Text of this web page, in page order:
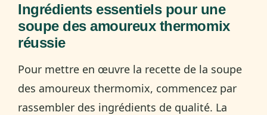
Ingrédients essentiels pour une
soupe des amoureux thermomix
réussie
Pour mettre en œuvre la recette de la soupe
des amoureux thermomix, commencez par
rassembler des ingrédients de qualité. La